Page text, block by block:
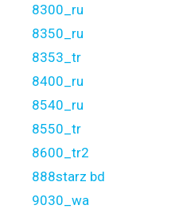
8300_ru
8350_ru
8353_tr
8400_ru
8540_ru
8550_tr
8600_tr2
888starz bd
9030_wa